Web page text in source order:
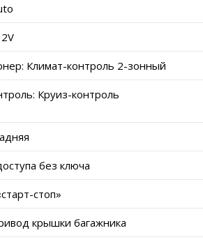
Климат-контроль 2-зонный
Круиз-контроль
без ключа
стоп»
крышки багажника